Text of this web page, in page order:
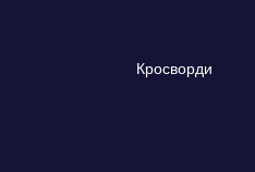
Кросворди